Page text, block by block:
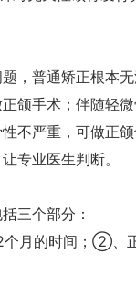
普通矫正根本
颌手术；伴随轻
严重，可做正颌
专业医生判断。
三个部分：
月的时间；②、